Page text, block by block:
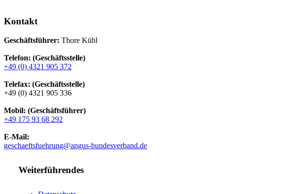
Kontakt
Geschäftsführer: Thore Kühl
Telefon: (Geschäftsstelle)
+49 (0) 4321 905 372
Telefax: (Geschäftsstelle)
+49 (0) 4321 905 336
Mobil: (Geschäftsführer)
+49 175 93 68 292
E-Mail:
geschaeftsfuehrung@angus-bundesverband.de
Weiterführendes